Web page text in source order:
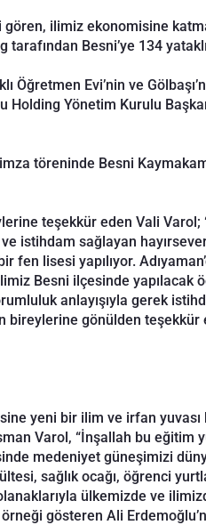
ilimiz ekonomisine
Besni’ye 134
Öğretmen Evi’nin ve
Holding Yönetim Kurulu
töreninde Besni
teşekkür eden Vali
istihdam sağlayan
lisesi yapılıyor.
Besni ilçesinde
anlayışıyla gerek
gönülden teşekkür
yeni bir ilim ve irfan
Varol, “İnşallah bu
medeniyet güneşimizi
sağlık ocağı, öğrenci
ülkemizde ve
gösteren Ali